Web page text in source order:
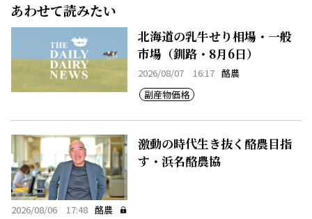
あわせて読みたい
北海道の乳牛せり相場・一般
市場（釧路・8月6日）
2026/08/07 16:17 酪農
副産物価格
激動の時代生き抜く酪農目指
す・浜名酪農協
2026/08/06 17:48 酪農